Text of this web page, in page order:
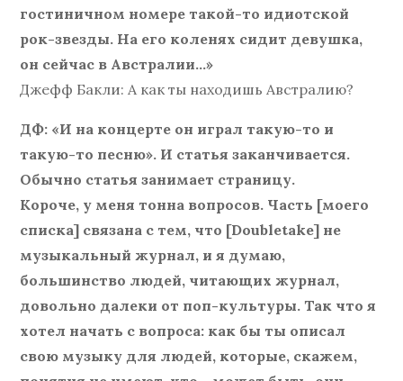
гостиничном номере такой-то идиотской
рок-звезды. На его коленях сидит девушка,
он сейчас в Австралии…»
Джефф Бакли: А как ты находишь Австралию?
ДФ: «И на концерте он играл такую-то и
такую-то песню». И статья заканчивается.
Обычно статья занимает страницу.
Короче, у меня тонна вопросов. Часть [моего
списка] связана с тем, что [Doubletake] не
музыкальный журнал, и я думаю,
большинство людей, читающих журнал,
довольно далеки от поп-культуры. Так что я
хотел начать с вопроса: как бы ты описал
свою музыку для людей, которые, скажем,